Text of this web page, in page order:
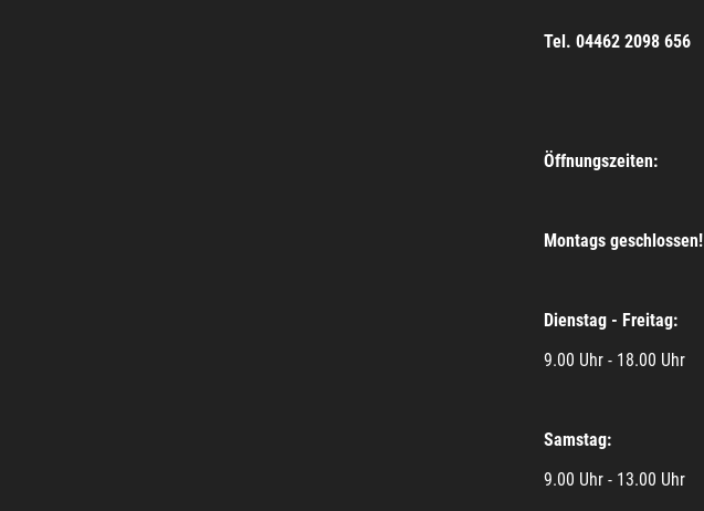
Tel. 04462 2098 656
Öffnungszeiten:
Montags geschlossen!
Dienstag - Freitag:
9.00 Uhr - 18.00 Uhr
Samstag:
9.00 Uhr - 13.00 Uhr